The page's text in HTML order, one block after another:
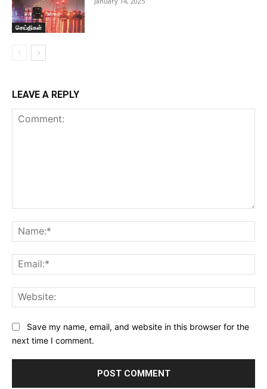
செய்திகள்
LEAVE A REPLY
Save my name, email, and website in this browser for the
next time I comment.